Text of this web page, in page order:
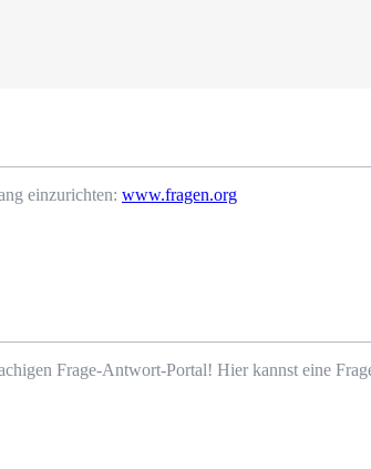
einzurichten: www.fragen.org
Frage-Antwort-Portal! Hier kannst eine